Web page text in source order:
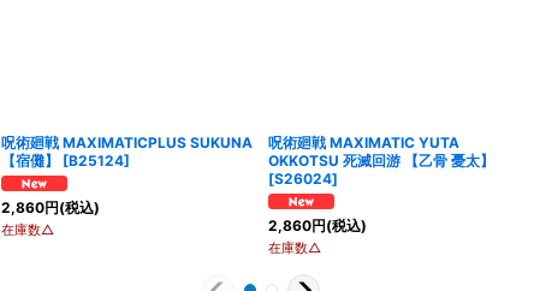
呪術廻戦 MAXIMATICPLUS SUKUNA
【宿儺】
[B25124]
2,860円(税込)
在庫数△
呪術廻戦 MAXIMATIC YUTA
OKKOTSU 死滅回游 【乙骨 憂太】
[S26024]
2,860円(税込)
在庫数△